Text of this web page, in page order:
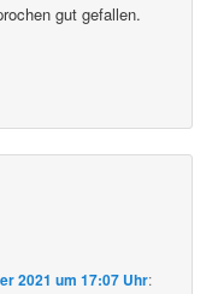
gut gefallen.
2021 um 17:07 Uhr: